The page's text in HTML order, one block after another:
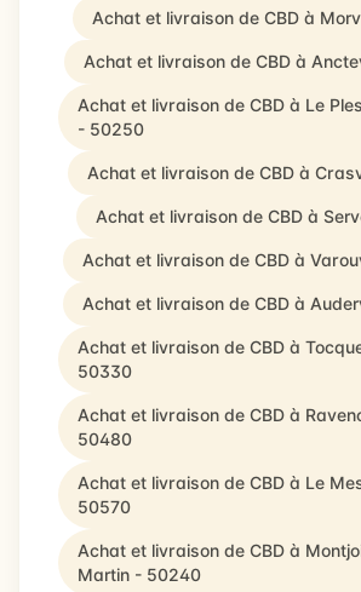
Achat et livraison de CBD à
Achat et livraison de CBD à
Achat et livraison de CBD à Le
- 50250
Achat et livraison de CBD à
Achat et livraison de CBD à
Achat et livraison de CBD à
Achat et livraison de CBD à
Achat et livraison de CBD à
50330
Achat et livraison de CBD à
50480
Achat et livraison de CBD à Le
50570
Achat et livraison de CBD à
Martin - 50240